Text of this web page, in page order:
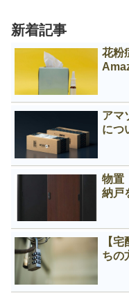
新着記事
花粉
アマ
に
物
納戸
【
ちの